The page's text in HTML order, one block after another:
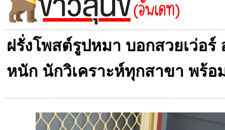
ฝรั่งโพสต์รูปหมา บอกสวยเว่อ
หนัก นักวิเคราะห์ทุกสาขา พร้อ